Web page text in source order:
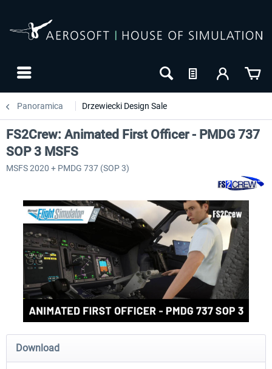
Panoramica Drzewiecki Design Sale
FS2Crew: Animated First Officer - PMDG 737
SOP 3 MSFS
MSFS 2020 + PMDG 737 (SOP 3)
Download